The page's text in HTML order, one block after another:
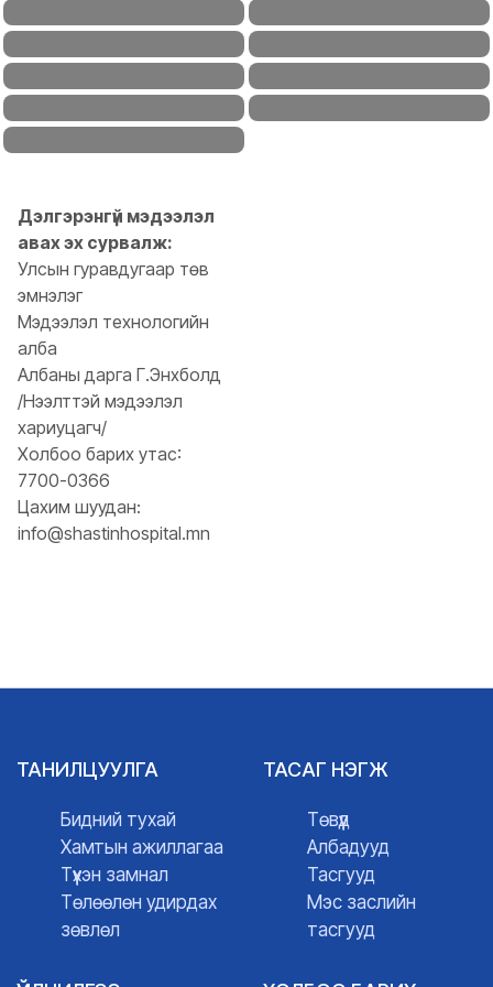
Эмнэлгийн хэрэгслийн нөөц,
Эмнэлзүйн эм зүйч
ТҮВШИНТӨГС СОДОН-ЭРДЭНЭ
Эмнэлзүйн эм зүйч
МУНДАГБААТАР МӨНГӨНБАЯР
Эм зүйч
МӨНХБАЯР ЭРДЭНЭБУЯН
Эм зүйч
Дэлгэрэнгүй мэдээлэл
авах эх сурвалж:
Улсын гуравдугаар төв
эмнэлэг
Мэдээлэл технологийн
алба
Албаны дарга Г.Энхболд
/Нээлттэй мэдээлэл
хариуцагч/
Холбоо барих утас:
7700-0366
Цахим шуудан:
info@shastinhospital.mn
ТАНИЛЦУУЛГА
Бидний тухай
Хамтын ажиллагаа
Түүхэн замнал
Төлөөлөн удирдах
зөвлөл
ТАСАГ НЭГЖ
Төвүүд
Албадууд
Тасгууд
Мэс заслийн
тасгууд